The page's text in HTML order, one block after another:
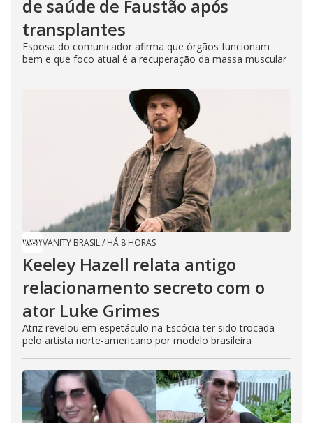
de saúde de Faustão após
transplantes
Esposa do comunicador afirma que órgãos funcionam
bem e que foco atual é a recuperação da massa muscular
VANITY BRASIL/ HÁ 8 HORAS
Keeley Hazell relata antigo
relacionamento secreto com o
ator Luke Grimes
Atriz revelou em espetáculo na Escócia ter sido trocada
pelo artista norte-americano por modelo brasileira